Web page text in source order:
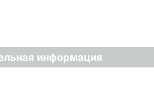
информация